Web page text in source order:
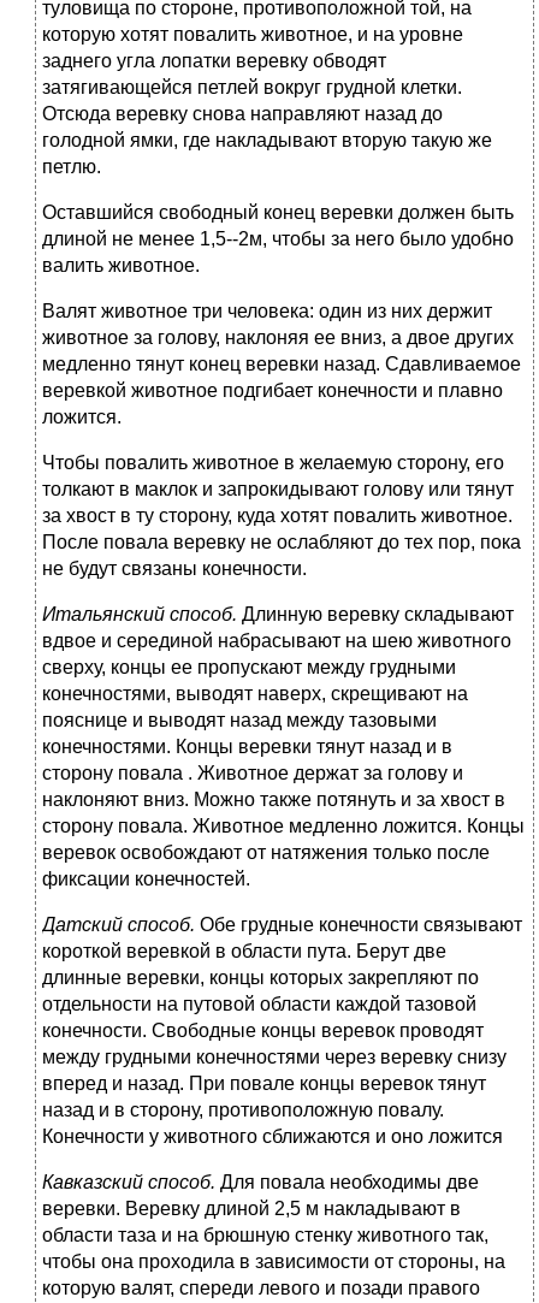
туловища по стороне, противоположной той, на
которую хотят повалить животное, и на уровне
заднего угла лопатки веревку обводят
затягивающейся петлей вокруг грудной клетки.
Отсюда веревку снова направляют назад до
голодной ямки, где накладывают вторую такую же
петлю.
Оставшийся свободный конец веревки должен быть
длиной не менее 1,5--2м, чтобы за него было удобно
валить животное.
Валят животное три человека: один из них держит
животное за голову, наклоняя ее вниз, а двое других
медленно тянут конец веревки назад. Сдавливаемое
веревкой животное подгибает конечности и плавно
ложится.
Чтобы повалить животное в желаемую сторону, его
толкают в маклок и запрокидывают голову или тянут
за хвост в ту сторону, куда хотят повалить животное.
После повала веревку не ослабляют до тех пор, пока
не будут связаны конечности.
Итальянский способ. Длинную веревку складывают
вдвое и серединой набрасывают на шею животного
сверху, концы ее пропускают между грудными
конечностями, выводят наверх, скрещивают на
пояснице и выводят назад между тазовыми
конечностями. Концы веревки тянут назад и в
сторону повала . Животное держат за голову и
наклоняют вниз. Можно также потянуть и за хвост в
сторону повала. Животное медленно ложится. Концы
веревок освобождают от натяжения только после
фиксации конечностей.
Датский способ. Обе грудные конечности связывают
короткой веревкой в области пута. Берут две
длинные веревки, концы которых закрепляют по
отдельности на путовой области каждой тазовой
конечности. Свободные концы веревок проводят
между грудными конечностями через веревку снизу
вперед и назад. При повале концы веревок тянут
назад и в сторону, противоположную повалу.
Конечности у животного сближаются и оно ложится
Кавказский способ. Для повала необходимы две
веревки. Веревку длиной 2,5 м накладывают в
области таза и на брюшную стенку животного так,
чтобы она проходила в зависимости от стороны, на
которую валят, спереди левого и позади правого